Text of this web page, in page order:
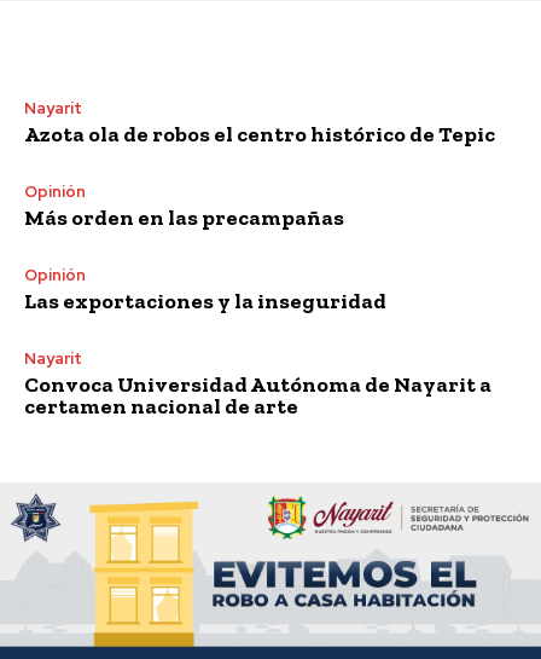
Nayarit
Azota ola de robos el centro histórico de Tepic
Opinión
Más orden en las precampañas
Opinión
Las exportaciones y la inseguridad
Nayarit
Convoca Universidad Autónoma de Nayarit a
certamen nacional de arte